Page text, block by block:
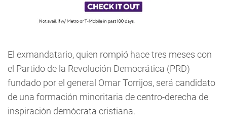
El exmandatario, quien rompió hace tres meses con
el Partido de la Revolución Democrática (PRD)
fundado por el general Omar Torrijos, será candidato
de una formación minoritaria de centro-derecha de
inspiración demócrata cristiana.